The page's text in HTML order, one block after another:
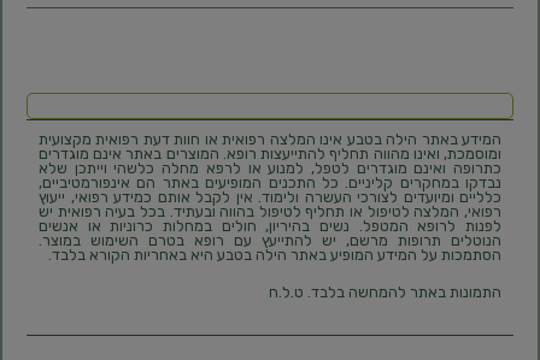
המידע באתר הילה בטבע אינו המלצה רפואית או חוות דעת רפואית מקצועית
ומוסמכת, ואינו מהווה תחליף להתייעצות רופא. המוצרים באתר אינם מוגדרים
כתרופה ואינם מוגדרים לטפל, למנוע או לרפא מחלה כלשהי וייתכן שלא
נבדקו במחקרים קליניים. כל התכנים המופיעים באתר הם אינפורמטיביים,
כלליים ומיועדים לצורכי העשרה ולימוד. אין לקבל אותם כמידע רפואי, ייעוץ
רפואי, המלצה לטיפול או תחליף לטיפול בהווה ובעתיד. בכל בעיה רפואית יש
לפנות לרופא המטפל. נשים בהיריון, חולים במחלות כרוניות או אנשים
הנוטלים תרופות מרשם, יש להתייעץ עם רופא בטרם השימוש במוצר.
הסתמכות על המידע המופיע באתר הילה בטבע היא באחריות הקורא בלבד.
התמונות באתר להמחשה בלבד. ט.ל.ח